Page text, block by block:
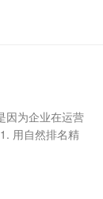
因为企业在运营
用自然排名精